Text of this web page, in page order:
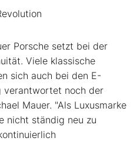
Porsche setzt bei der
Viele klassische
sich auch bei den E-
verantwortet noch der
Mauer. "Als Luxusmarke
nicht ständig neu zu